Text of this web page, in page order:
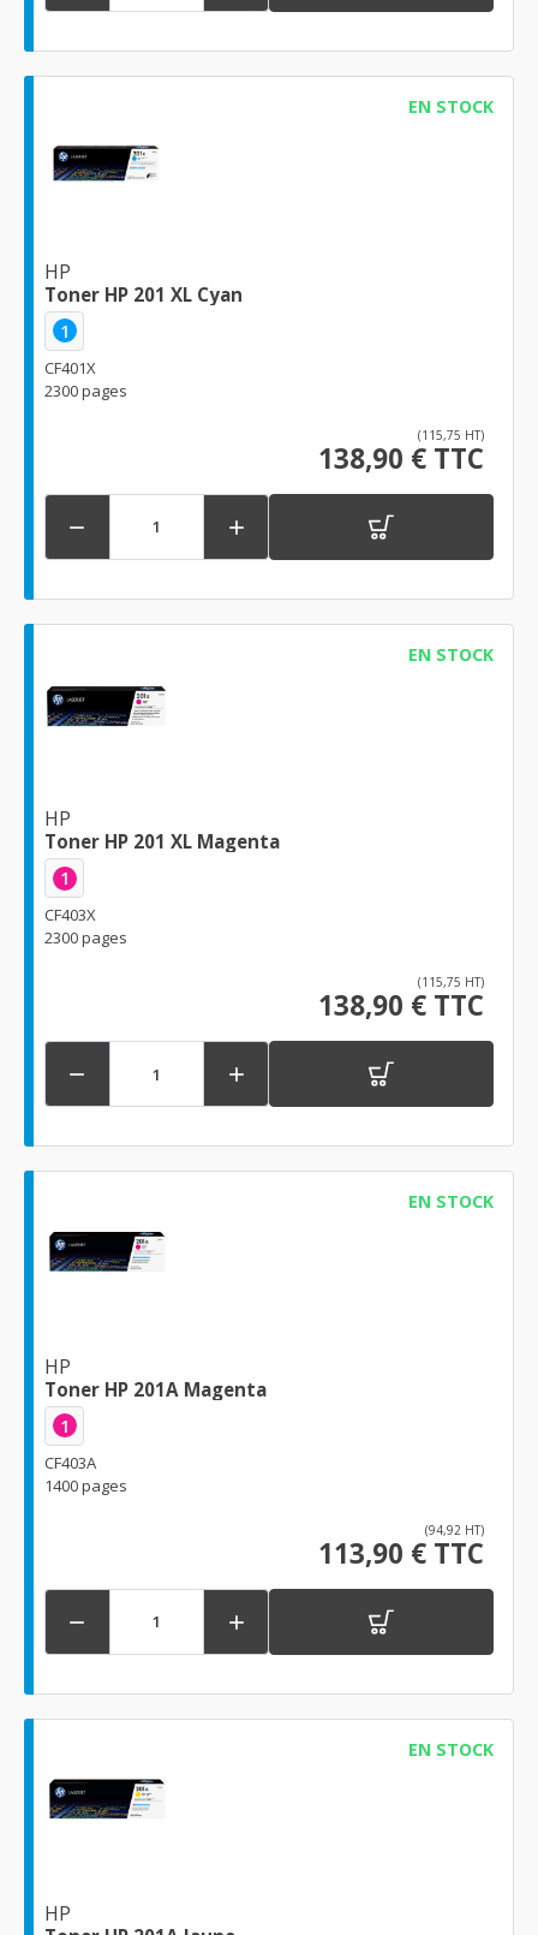
EN STOCK
HP
Toner HP 201 XL Cyan
1
CF401X
2300 pages
(115,75 HT)
138,90 € TTC
 
EN STOCK
HP
Toner HP 201 XL Magenta
1
CF403X
2300 pages
(115,75 HT)
138,90 € TTC
 
EN STOCK
HP
Toner HP 201A Magenta
1
CF403A
1400 pages
(94,92 HT)
113,90 € TTC
 
EN STOCK
HP